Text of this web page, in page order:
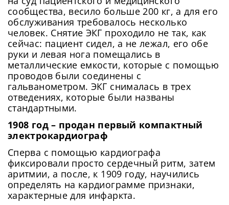
сообщества, весило больше 200 кг, а для его
обслуживания требовалось несколько
человек. Снятие ЭКГ проходило не так, как
сейчас: пациент сидел, а не лежал, его обе
руки и левая нога помещались в
металлические емкости, которые с помощью
проводов были соединены с
гальванометром. ЭКГ снималась в трех
отведениях, которые были названы
стандартными.
1908 год – продан первый компактный
электрокардиограф
Сперва с помощью кардиографа
фиксировали просто сердечный ритм, затем
аритмии, а после, к 1909 году, научились
определять на кардиограмме признаки,
характерные для инфаркта.